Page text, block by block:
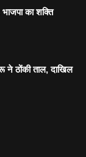
का शक्ति
ने ठोंकी ताल, दाखिल